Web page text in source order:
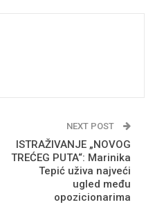
NEXT POST
ISTRAŽIVANJE „NOVOG
TREĆEG PUTA“: Marinika
Tepić uživa najveći
ugled među
opozicionarima